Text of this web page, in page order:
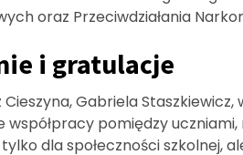
oraz Przeciwdziałania
i gratulacje
Gabriela Staszkiewicz,
współpracy pomiędzy
dla społeczności szkolnej,